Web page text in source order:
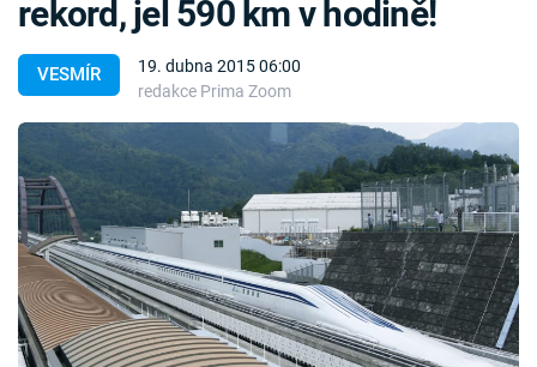
Témata
Témata
Pořady
TV Program
VESMÍR
19. dubna 2015 06:00
redakce Prima Zoom
rekord, jel 590 km v hodině!